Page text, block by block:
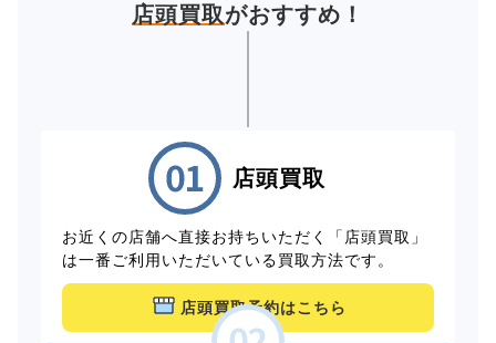
店頭買取がおすすめ！
店頭買取
お近くの店舗へ直接お持ちいただく「店頭買取」
は一番ご利用いただいている買取方法です。
店頭買取予約はこちら